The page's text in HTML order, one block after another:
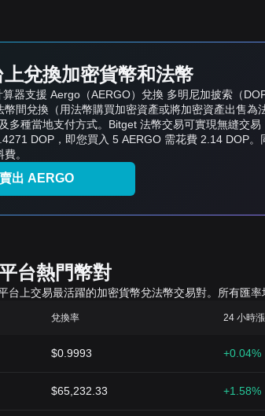
兌換加密貨幣和法幣
器支援 Aergo（AERGO）兌換 多明尼加披索（
間兌換（用法幣購買加密資產或將加密資產出售為
多種當地支付方式。Bitget 法幣交易可實現無縫交易
DOP，即您買入 5 AERGO 需花費 2.14 DOP
。
出 AERGO
台熱門幣對
台上交易最活躍的加密貨幣兌法幣交易對。所有匯
兌換率 24 小時漲
$0.9993 +0.04%
$65,232.33 +1.58%